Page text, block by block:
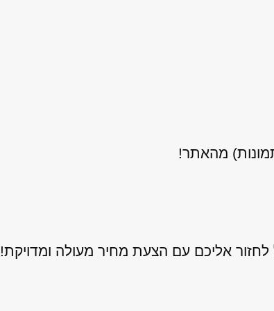
מהאתר!
אליכם עם הצעת מחיר מעולה ומדויקת!